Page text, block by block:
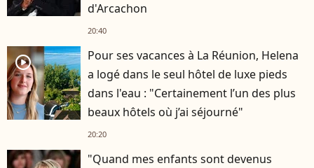
d'Arcachon
20:40
player2
Pour ses vacances à La Réunion, Helena
a logé dans le seul hôtel de luxe pieds
dans l'eau : "Certainement l’un des plus
beaux hôtels où j’ai séjourné"
20:20
"Quand mes enfants sont devenus